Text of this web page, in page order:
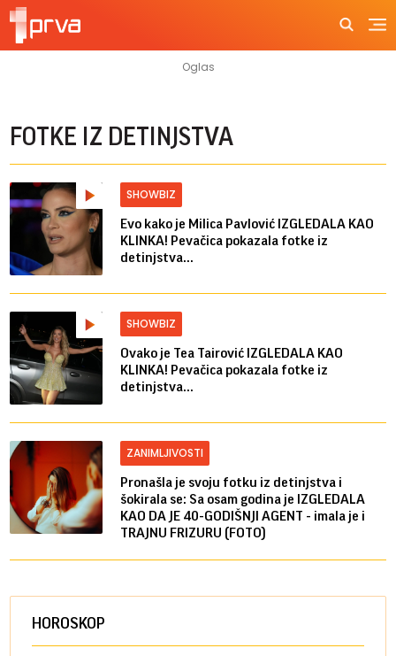
FOTKE IZ DETINJSTVA
SHOWBIZ
Evo kako je Milica Pavlović IZGLEDALA KAO
KLINKA! Pevačica pokazala fotke iz
detinjstva...
SHOWBIZ
Ovako je Tea Tairović IZGLEDALA KAO
KLINKA! Pevačica pokazala fotke iz
detinjstva...
ZANIMLJIVOSTI
Pronašla je svoju fotku iz detinjstva i
šokirala se: Sa osam godina je IZGLEDALA
KAO DA JE 40-GODIŠNJI AGENT - imala je i
TRAJNU FRIZURU (FOTO)
HOROSKOP